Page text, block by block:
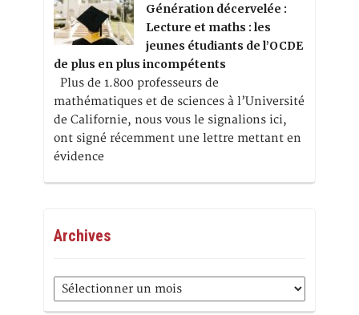
Génération décervelée :
Lecture et maths : les
jeunes étudiants de l’OCDE
de plus en plus incompétents
Plus de 1.800 professeurs de
mathématiques et de sciences à l’Université
de Californie, nous vous le signalions ici,
ont signé récemment une lettre mettant en
évidence
Archives
Archives